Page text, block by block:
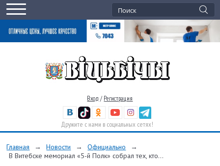
Вход / Регистрация
Дружите с нами в социальных сетях!
Главная → Новости → Официально
→
В Витебске мемориал «5-й Полк» собрал тех, кто...